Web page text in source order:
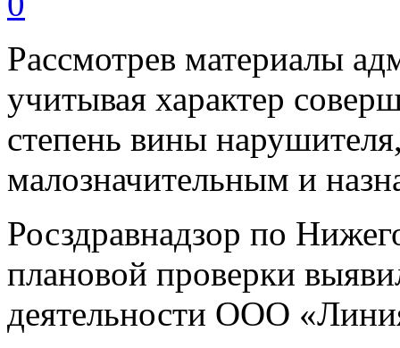
Рассмотрев материалы
учитывая характер
степень вины
малозначительным и
Росздравнадзор по
плановой проверки
деятельности ООО